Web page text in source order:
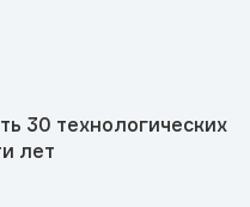
30 технологических
лет